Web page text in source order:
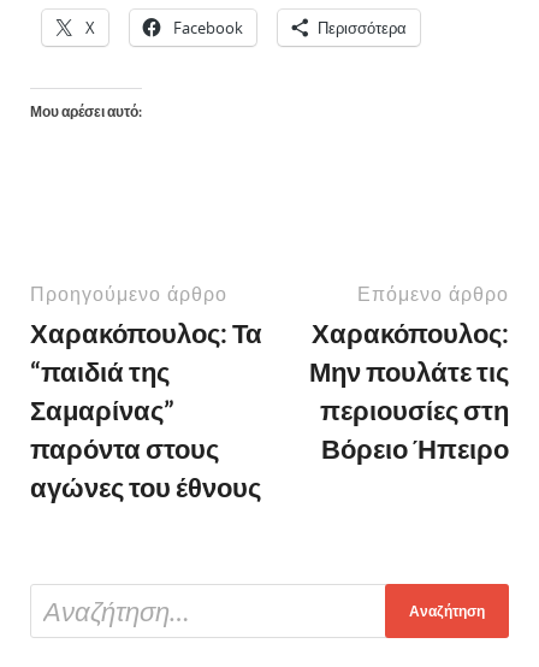
X Facebook Περισσότερα
Μου αρέσει αυτό:
Προηγούμενο άρθρο
Χαρακόπουλος: Τα
“παιδιά της
Σαμαρίνας”
παρόντα στους
αγώνες του έθνους
Επόμενο άρθρο
Χαρακόπουλος:
Μην πουλάτε τις
περιουσίες στη
Βόρειο Ήπειρο